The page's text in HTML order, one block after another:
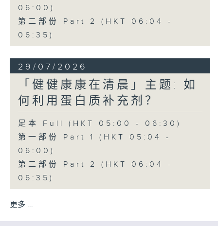
06:00)
第二部份 Part 2 (HKT 06:04 -
06:35)
29/07/2026
「健健康康在清晨」主题: 如
何利用蛋白质补充剂？
足本 Full (HKT 05:00 - 06:30)
第一部份 Part 1 (HKT 05:04 -
06:00)
第二部份 Part 2 (HKT 06:04 -
06:35)
更多 ...